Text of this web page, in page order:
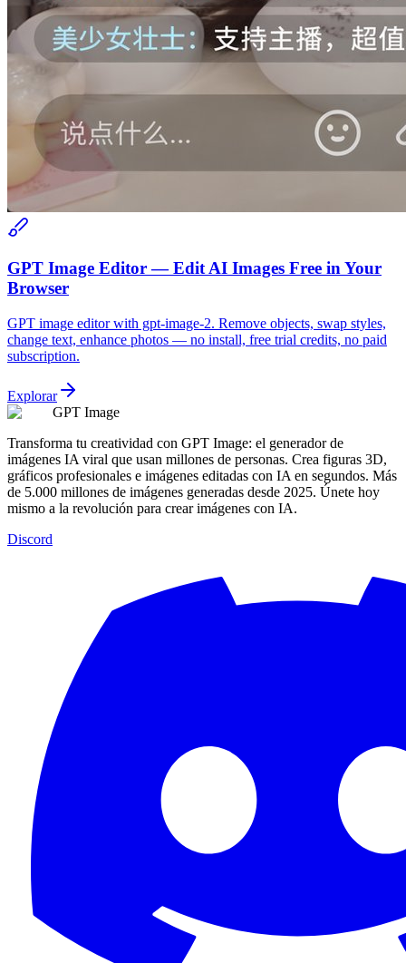
GPT Image Editor — Edit AI Images Free in Your
Browser
GPT image editor with gpt-image-2. Remove objects, swap styles,
change text, enhance photos — no install, free trial credits, no paid
subscription.
Explorar
GPT Image
Transforma tu creatividad con GPT Image: el generador de
imágenes IA viral que usan millones de personas. Crea figuras 3D,
gráficos profesionales e imágenes editadas con IA en segundos. Más
de 5.000 millones de imágenes generadas desde 2025. Únete hoy
mismo a la revolución para crear imágenes con IA.
Discord